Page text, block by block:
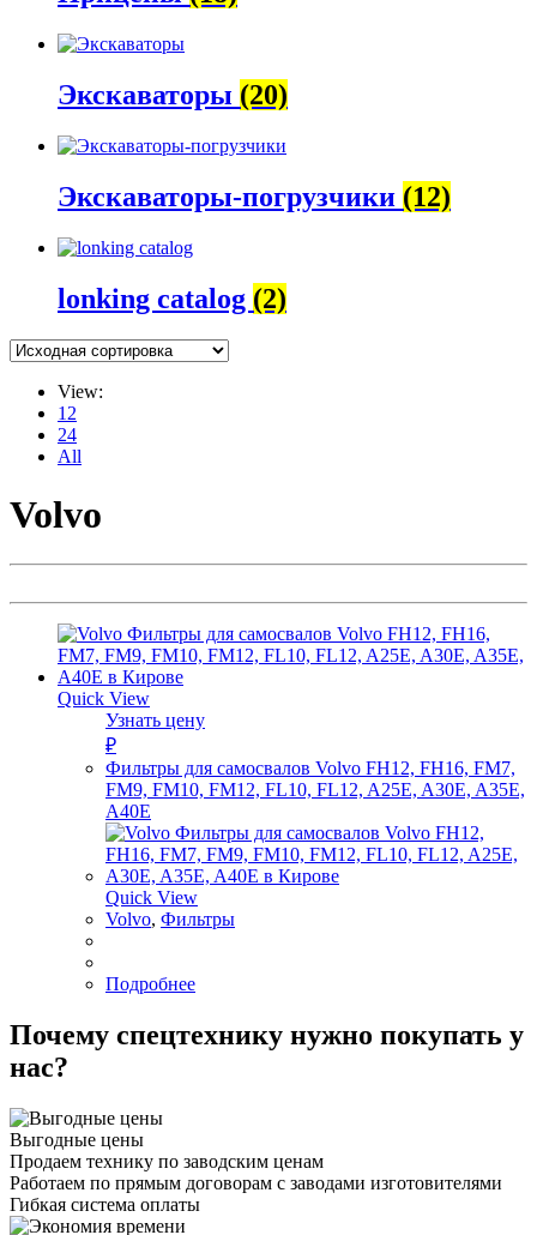
Экскаваторы (20)
Экскаваторы-погрузчики (12)
lonking catalog (2)
View:
12
24
All
Volvo
Quick View
Узнать цену
₽
Фильтры для самосвалов Volvo FH12, FH16, FM7,
FM9, FM10, FM12, FL10, FL12, A25E, A30E, A35E,
A40E
Quick View
Volvo, Фильтры
Подробнее
Почему спецтехнику нужно покупать у
нас?
Выгодные цены
Продаем технику по заводским ценам
Работаем по прямым договорам с заводами изготовителями
Гибкая система оплаты